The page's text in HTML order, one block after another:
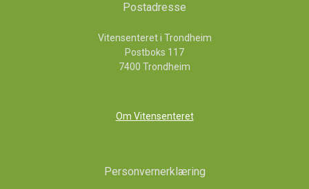
Postadresse
Vitensenteret i Trondheim
Postboks 117
7400 Trondheim
Om Vitensenteret
Personvernerklæring